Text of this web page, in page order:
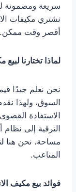
سريعة ومضمونة
نشتري مكيفات
أقصر وقت ممكن.
لماذا تختارنا
نحن نعلم جيدًا
السوق، ولهذا
الاستفادة
الترقية إلى
مساحة، نحن هنا
المتاعب.
فوائد بيع مكيف